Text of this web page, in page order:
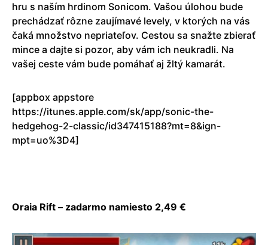
hru s naším hrdinom Sonicom. Vašou úlohou bude
prechádzať rôzne zaujímavé levely, v ktorých na vás
čaká množstvo nepriateľov. Cestou sa snažte zbierať
mince a dajte si pozor, aby vám ich neukradli. Na
vašej ceste vám bude pomáhať aj žltý kamarát.
[appbox appstore
https://itunes.apple.com/sk/app/sonic-the-
hedgehog-2-classic/id347415188?mt=8&ign-
mpt=uo%3D4]
Oraia Rift – zadarmo namiesto 2,49 €